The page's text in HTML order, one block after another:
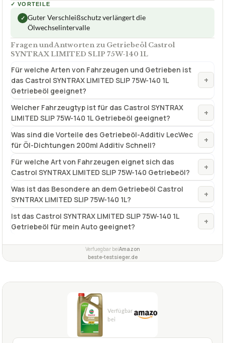
✓ VORTEILE
✓ Guter Verschleißschutz verlängert die
Ölwechselintervalle
Fragen und Antworten zu Getriebeöl Castrol
SYNTRAX LIMITED SLIP 75W-140 1L
Für welche Arten von Fahrzeugen und Getrieben ist
das Castrol SYNTRAX LIMITED SLIP 75W-140 1L
Getriebeöl geeignet?
+
Welcher Fahrzeugtyp ist für das Castrol SYNTRAX
LIMITED SLIP 75W-140 1L Getriebeöl geeignet?
+
Was sind die Vorteile des Getriebeöl-Additiv LecWec
für Öl-Dichtungen 200ml Additiv Schnell?
+
Für welche Art von Fahrzeugen eignet sich das
Castrol SYNTRAX LIMITED SLIP 75W-140 Getriebeöl?
+
Was ist das Besondere an dem Getriebeöl Castrol
SYNTRAX LIMITED SLIP 75W-140 1L?
+
Ist das Castrol SYNTRAX LIMITED SLIP 75W-140 1L
Getriebeöl für mein Auto geeignet?
+
Verfuegbar beiAmazon
beste-testsieger.de